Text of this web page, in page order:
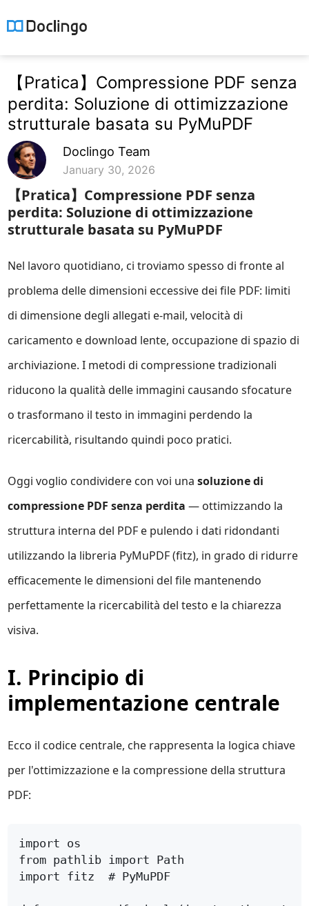
【Pratica】Compressione PDF senza
perdita: Soluzione di ottimizzazione
strutturale basata su PyMuPDF
Doclingo Team
January 30, 2026
【Pratica】Compressione PDF senza
perdita: Soluzione di ottimizzazione
strutturale basata su PyMuPDF
Nel lavoro quotidiano, ci troviamo spesso di fronte al
problema delle dimensioni eccessive dei file PDF: limiti
di dimensione degli allegati e-mail, velocità di
caricamento e download lente, occupazione di spazio di
archiviazione. I metodi di compressione tradizionali
riducono la qualità delle immagini causando sfocature
o trasformano il testo in immagini perdendo la
ricercabilità, risultando quindi poco pratici.
Oggi voglio condividere con voi unasoluzione di
compressione PDF senza perdita — ottimizzando la
struttura interna del PDF e pulendo i dati ridondanti
utilizzando la libreria PyMuPDF (fitz), in grado di ridurre
efficacemente le dimensioni del file mantenendo
perfettamente la ricercabilità del testo e la chiarezza
visiva.
I. Principio di
implementazione centrale
Ecco il codice centrale, che rappresenta la logica chiave
per l'ottimizzazione e la compressione della struttura
PDF: